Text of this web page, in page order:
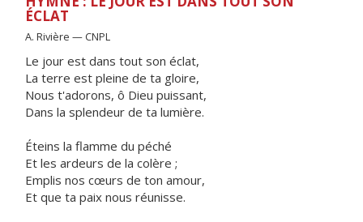
ÉCLAT
A. Rivière — CNPL
Le jour est dans tout son éclat,
La terre est pleine de ta gloire,
Nous t'adorons, ô Dieu puissant,
Dans la splendeur de ta lumière.
Éteins la flamme du péché
Et les ardeurs de la colère ;
Emplis nos cœurs de ton amour,
Et que ta paix nous réunisse.